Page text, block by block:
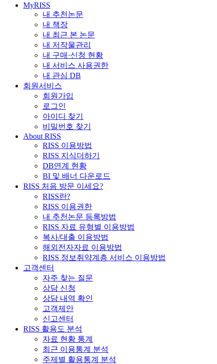
MyRISS
내 추천논문
내 책장
내 최근 본 논문
내 저작물관리
내 구매·신청 현황
내 서비스 사용권한
내 관심 DB
회원서비스
회원가입
로그인
아이디 찾기
비밀번호 찾기
About RISS
RISS 이용방법
RISS 지식더하기
DB연계 현황
BI 및 배너 다운로드
RISS 처음 방문 이세요?
RISS란?
RISS 이용권한
내 추천논문 등록방법
RISS 자료 유형별 이용방법
복사/대출 이용방법
해외전자자료 이용방법
RISS 정보취약계층 서비스 이용방법
고객센터
자주 찾는 질문
상담 신청
상담 내역 확인
고객제안
신고센터
RISS 활용도 분석
자료 현황 통계
최근 이용통계 분석
주제별 활용통계 분석